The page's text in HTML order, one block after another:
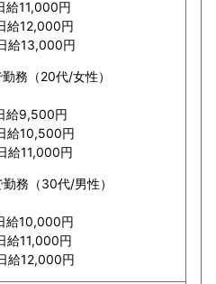
給11,000円
給12,000円
給13,000円
務（20代/女性）
給9,500円
給10,500円
給11,000円
務（30代/男性）
給10,000円
給11,000円
給12,000円